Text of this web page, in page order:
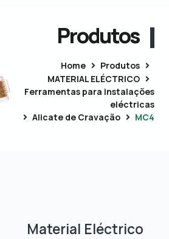
Produtos
Home
Produtos
MATERIAL ELÉCTRICO
Ferramentas para instalações
eléctricas
Alicate de Cravação
MC4
Material Eléctrico